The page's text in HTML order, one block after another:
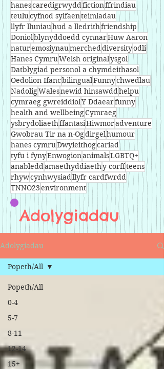
hanescaredigrwyddfictionffrindiau
teulucyfnod sylfaenteimladau
llyfr lluniauhud a lledrithfriendship
Doniolblynyddoedd cynnarHuw Aaron
naturemosiynaumercheddiversityodli
Hanes CymruWelsh originalysgol
Datblygiad personol a chymdeithasol
Oedolion IfancbilingualFunnychwedlau
NadoligWalesnewid hinsawddhelpu
cymraeg gwreiddiolY Ddaearfunny
health and wellbeingCymraeg
ysbrydoliaethffantasiHiwmoradventure
Gwobrau Tir na n-Ogdirgelhumour
hanes cymruDwyieithogcariad
tyfu i fynyEnwogionanimalsLGBTQ+
anableddamaethyddiaethy corffteens
rhywcynhwysiadllyfr cardfwrdd
TNNO23environment
Adolygiadau
Adolygiadau
Popeth/All
0-4
5-7
8-11
12-14
15+
Popeth/All